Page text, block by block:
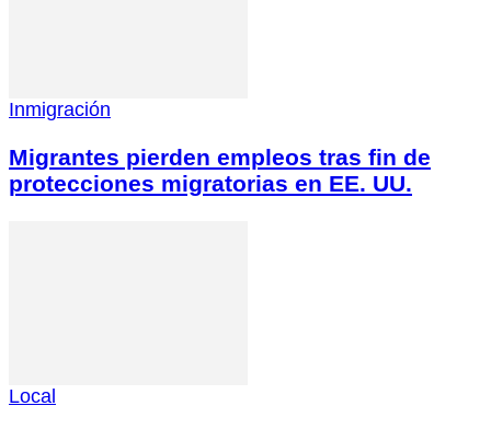
Inmigración
Migrantes pierden empleos tras fin de
protecciones migratorias en EE. UU.
Local